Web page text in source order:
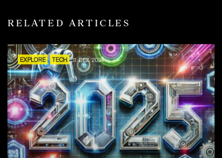
RELATED ARTICLES
EXPLORE TECH 31. DEZ. 2024